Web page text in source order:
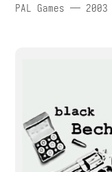
PAL Games — 2003